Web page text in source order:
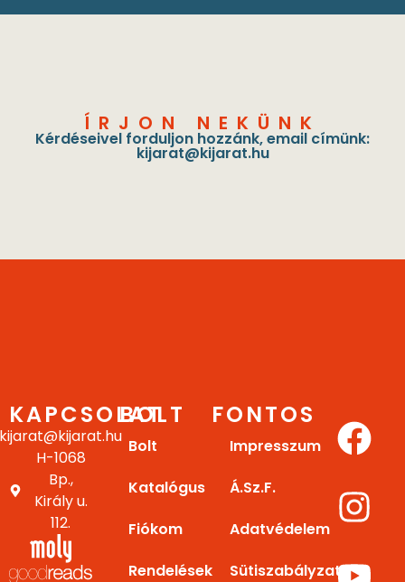
ÍRJON NEKÜNK
Kérdéseivel forduljon hozzánk, email címünk:
kijarat@kijarat.hu
KAPCSOLAT
kijarat@kijarat.hu
H-1068
Bp.,
Király u.
112.
BOLT
Bolt
Katalógus
Fiókom
Rendelések
FONTOS
Impresszum
Á.Sz.F.
Adatvédelem
Sütiszabályzat